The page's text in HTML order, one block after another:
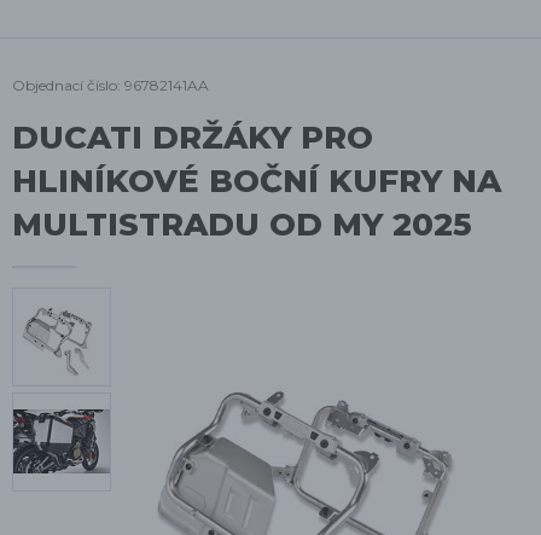
Objednací číslo: 96782141AA
DUCATI DRŽÁKY PRO
HLINÍKOVÉ BOČNÍ KUFRY NA
MULTISTRADU OD MY 2025